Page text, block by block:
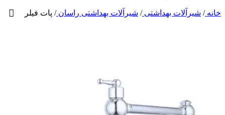
خانه/ شیرآلات بهداشتی/ شیرآلات بهداشتی راسان/ پات فیلر